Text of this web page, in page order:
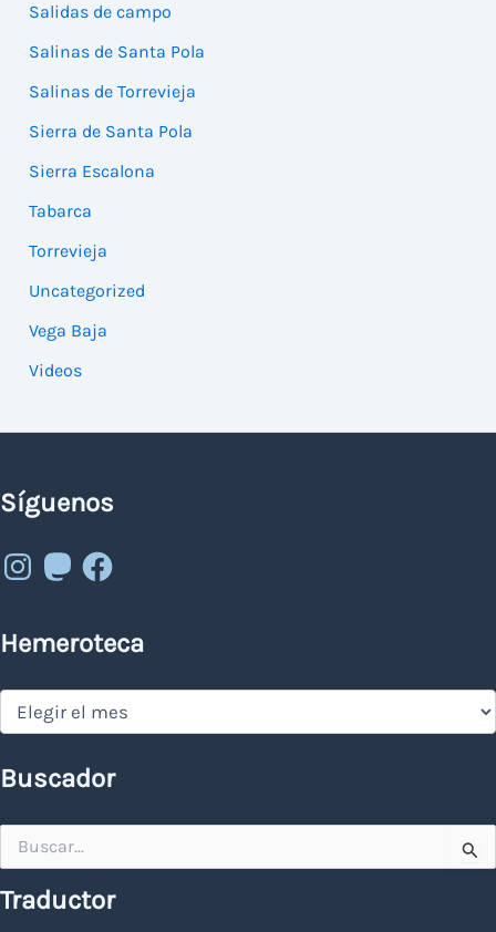
Salidas de campo
Salinas de Santa Pola
Salinas de Torrevieja
Sierra de Santa Pola
Sierra Escalona
Tabarca
Torrevieja
Uncategorized
Vega Baja
Videos
Síguenos
Instagram
MastodonFacebook
Hemeroteca
Hemeroteca
Buscador
por:
Traductor